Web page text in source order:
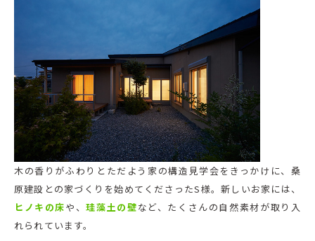
木の香りがふわりとただよう家の構造見学会をきっかけに、桑
原建設との家づくりを始めてくださったS様。新しいお家には、
ヒノキの床や、珪藻土の壁など、たくさんの自然素材が取り入
れられています。